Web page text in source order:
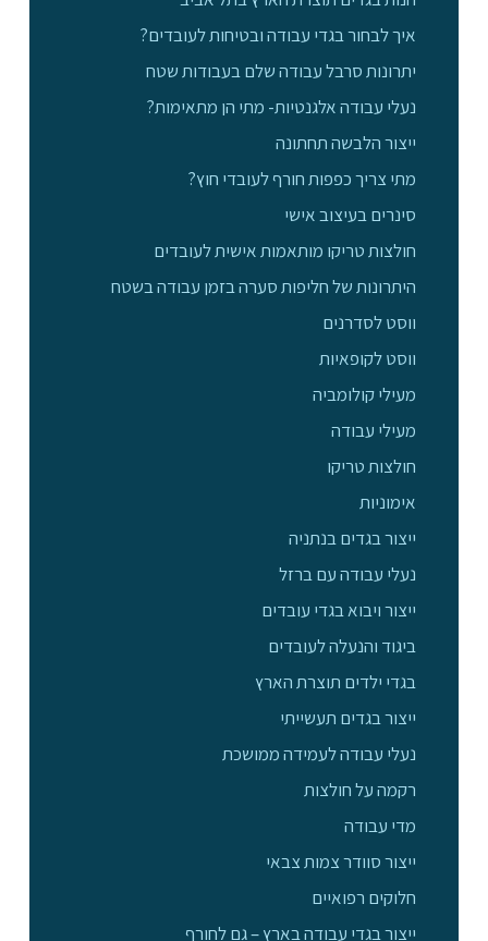
איך לבחור בגדי עבודה ובטיחות לעובדים?
יתרונות סרבל עבודה שלם בעבודות שטח
נעלי עבודה אלגנטיות- מתי הן מתאימות?
ייצור הלבשה תחתונה
מתי צריך כפפות חורף לעובדי חוץ?
סינרים בעיצוב אישי
חולצות טריקו מותאמות אישית לעובדים
היתרונות של חליפות סערה בזמן עבודה בשטח
ווסט לסדרנים
ווסט לקופאיות
מעילי קולומביה
מעילי עבודה
חולצות טריקו
אימוניות
ייצור בגדים בנתניה
נעלי עבודה עם ברזל
ייצור ויבוא בגדי עובדים
ביגוד והנעלה לעובדים
בגדי ילדים תוצרת הארץ
ייצור בגדים תעשייתי
נעלי עבודה לעמידה ממושכת
רקמה על חולצות
מדי עבודה
ייצור סוודר צמות צבאי
חלוקים רפואיים
ייצור בגדי עבודה בארץ – גם לחורף